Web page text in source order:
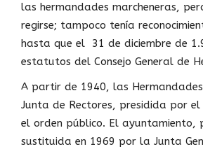
las hermandades marcheneras,
regirse; tampoco tenía
hasta que el 31 de diciembre de
estatutos del Consejo General de
A partir de 1940, las Hermandades
Junta de Rectores, presidida por
el orden público. El ayuntamiento,
sustituida en 1969 por la Junta